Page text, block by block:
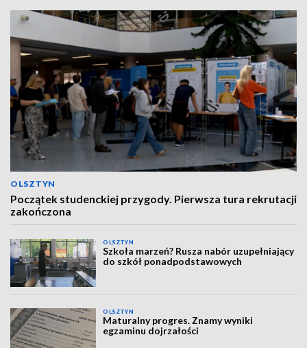
OLSZTYN
Początek studenckiej przygody. Pierwsza tura rekrutacji
zakończona
OLSZTYN
Szkoła marzeń? Rusza nabór uzupełniający
do szkół ponadpodstawowych
OLSZTYN
Maturalny progres. Znamy wyniki
egzaminu dojrzałości